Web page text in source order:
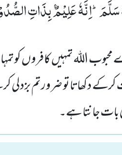
سَلَّمَؕ-اِنَّهٗ عَلِیْمٌۢ بِذَاتِ
اللہ تمہیں کافروں کو
دکھاتا تو ضرور تم بزدلی
بات جانتا ہے۔